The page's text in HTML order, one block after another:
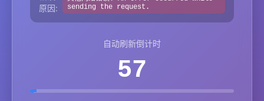
原因:
sending the request.
自动刷新倒计时
57